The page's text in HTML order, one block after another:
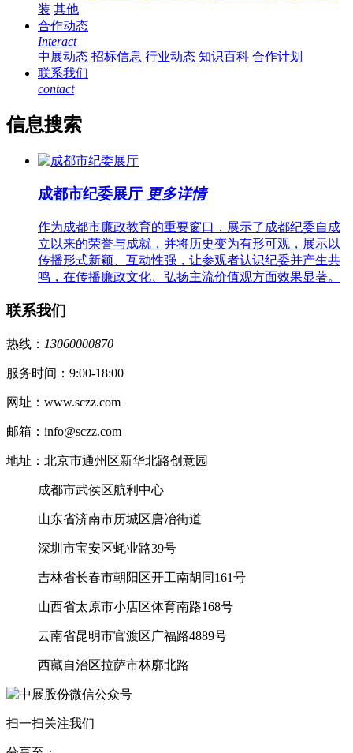
装 其他
合作动态
Interact
中展动态 招标信息 行业动态 知识百科 合作计划
联系我们
contact
信息搜索
成都市纪委展厅 更多详情
作为成都市廉政教育的重要窗口，展示了成都纪委自成
立以来的荣誉与成就，并将历史变为有形可观，展示以
传播形式新颖、互动性强，让参观者认识纪委并产生共
鸣，在传播廉政文化、弘扬主流价值观方面效果显著。
联系我们
热线： 13060000870
服务时间：9:00-18:00
网址：www.sczz.com
邮箱：info@sczz.com
地址：北京市通州区新华北路创意园
成都市武侯区航利中心
山东省济南市历城区唐冶街道
深圳市宝安区蚝业路39号
吉林省长春市朝阳区开工南胡同161号
山西省太原市小店区体育南路168号
云南省昆明市官渡区广福路4889号
西藏自治区拉萨市林廓北路
扫一扫关注我们